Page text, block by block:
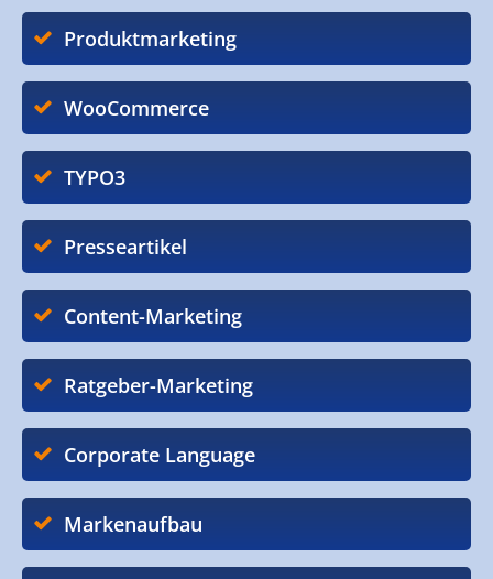
Produktmarketing
WooCommerce
TYPO3
Presseartikel
Content-Marketing
Ratgeber-Marketing
Corporate Language
Markenaufbau